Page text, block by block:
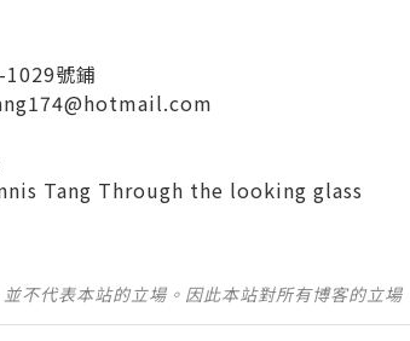
號鋪
Tang Through the looking glass
不代表本站的立場。因此本站對所有博客的立